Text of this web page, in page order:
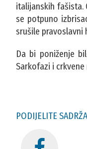
italijanskih fašista.
se potpuno
srušile pravoslavni
Da bi poniženje
Sarkofazi i
PODIJELITE